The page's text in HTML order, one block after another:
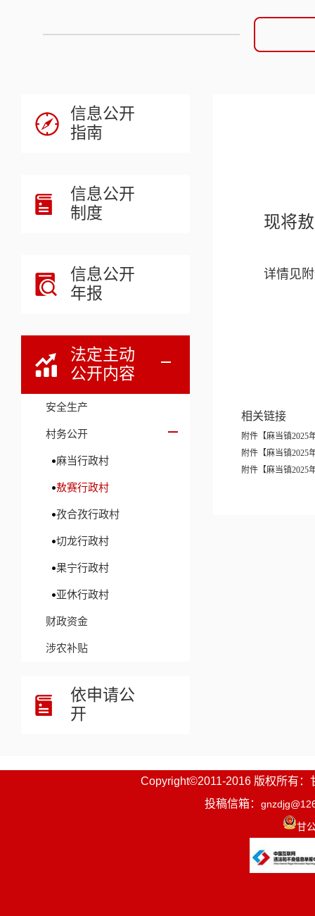
信息公开
指南
信息公开
制度
信息公开
年报
法定主动
公开内容
安全生产
村务公开
麻当行政村
敖赛行政村
孜合孜行政村
切龙行政村
果宁行政村
亚休行政村
财政资金
涉农补贴
依申请公
开
现将
详情见
相关链接
附件【麻当镇2025
附件【麻当镇2025
附件【麻当镇2025
Copyright©2011-2016 版权所有：
投稿信箱：
甘